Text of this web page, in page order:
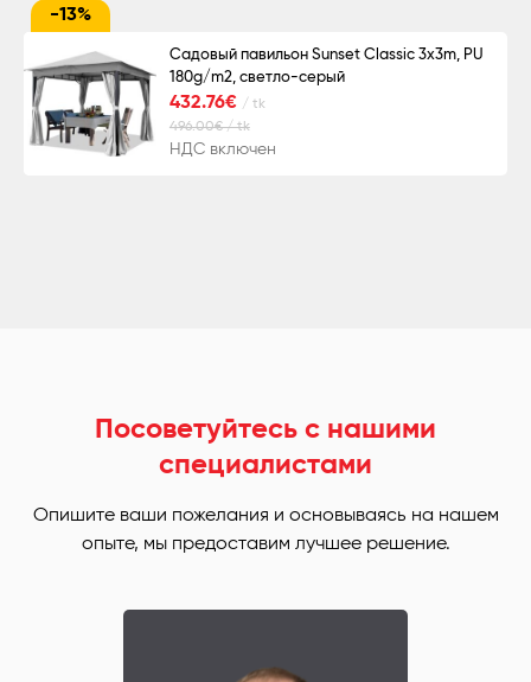
-13%
Садовый павильон Sunset Classic 3x3m, PU
180g/m2, светло-серый
432.76€ / tk
496.00€ / tk
НДС включен
Посоветуйтесь с нашими
специалистами
Опишите ваши пожелания и основываясь на нашем
опыте, мы предоставим лучшее решение.